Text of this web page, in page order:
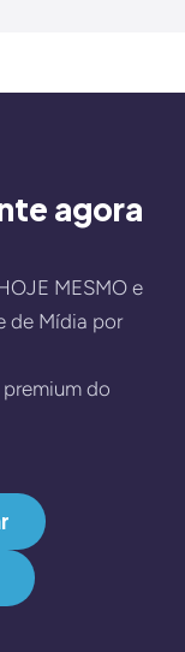
agora
MESMO e
de Mídia por
do